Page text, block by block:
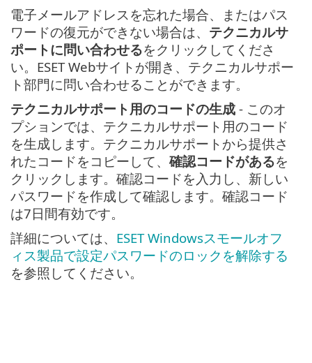
電子メールアドレスを忘れた場合、またはパス
ワードの復元ができない場合は、 テクニカルサ
ポートに問い合わせるをクリックしてくださ
い。ESET Webサイトが開き、テクニカルサポー
ト部門に問い合わせることができます。
テクニカルサポート用のコードの生成 - このオ
プションでは、テクニカルサポート用のコード
を生成します。テクニカルサポートから提供さ
れたコードをコピーして、 確認コードがあるを
クリックします。確認コードを入力し、新しい
パスワードを作成して確認します。確認コード
は7日間有効です。
詳細については、 ESET Windowsスモールオフ
ィス製品で設定パスワードのロックを解除する
を参照してください。